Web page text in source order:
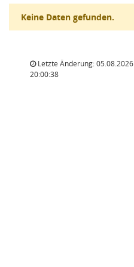
Keine Daten gefunden.
Letzte Änderung: 05.08.2026
20:00:38